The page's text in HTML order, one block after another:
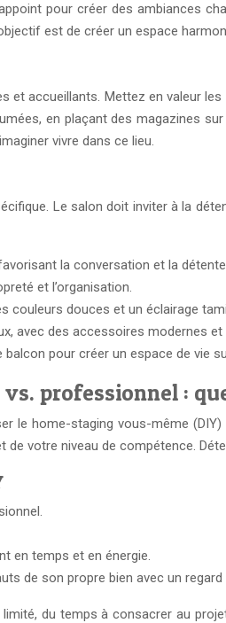
pour créer des ambiances
est de créer un espace
et accueillants. Mettez en valeur
en plaçant des magazines
vivre dans ce lieu.
Le salon doit inviter à la
la conversation et la
et l’organisation.
couleurs douces et un éclairage
avec des accessoires modernes et
pour créer un espace de vie
professionnel :
le home-staging vous-même
votre niveau de compétence.
en temps et en énergie.
de son propre bien avec un regard
du temps à consacrer au